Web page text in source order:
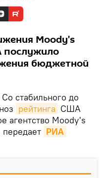
Moody's
послужило
бюджетной
Со стабильного до
рейтинга США
агентство Moody's
РИА